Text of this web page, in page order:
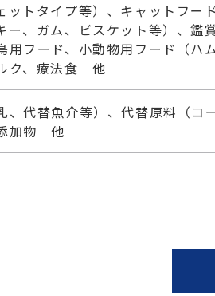
ットタイプ等）、キャットフー
、ガム、ビスケット等）、鑑
フード、小動物用フード（ハ
ク、療法食 他
代替魚介等）、代替原料（コ
加物 他